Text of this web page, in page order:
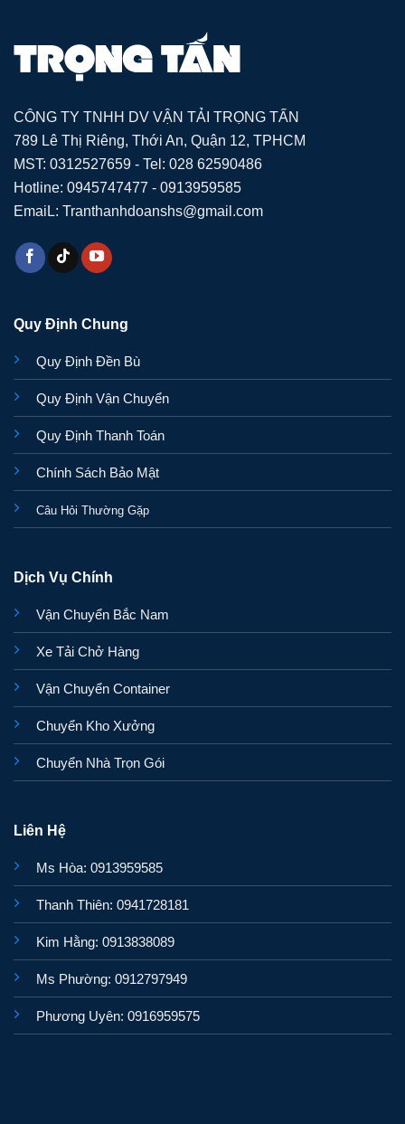
CÔNG TY TNHH DV VẬN TẢI TRỌNG TẤN
789 Lê Thị Riêng, Thới An, Quận 12, TPHCM
MST: 0312527659 - Tel: 028 62590486
Hotline: 0945747477 - 0913959585
EmaiL: Tranthanhdoanshs@gmail.com
Quy Định Chung
Quy Định Đền Bù
Quy Định Vận Chuyển
Quy Định Thanh Toán
Chính Sách Bảo Mật
Câu Hỏi Thường Gặp
Dịch Vụ Chính
Vận Chuyển Bắc Nam
Xe Tải Chở Hàng
Vận Chuyển Container
Chuyển Kho Xưởng
Chuyển Nhà Trọn Gói
Liên Hệ
Ms Hòa: 0913959585
Thanh Thiên: 0941728181
Kim Hằng: 0913838089
Ms Phường: 0912797949
Phương Uyên: 0916959575